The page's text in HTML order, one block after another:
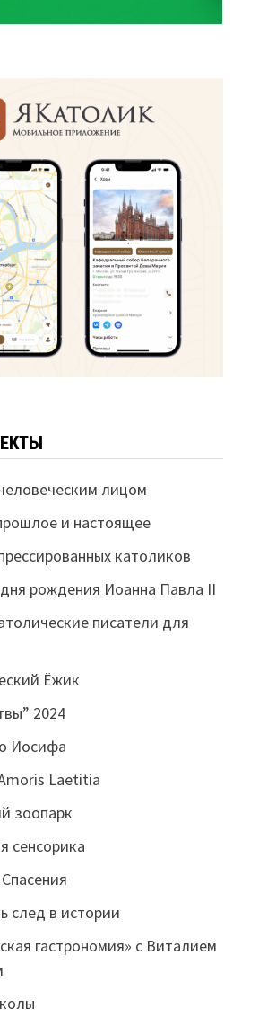
лицом
и настоящее
католиков
рождения Иоанна Павла II
писатели для
Ёжик
2024
Иосифа
Laetitia
зоопарк
сенсорика
след в истории
гастрономия» с Виталием